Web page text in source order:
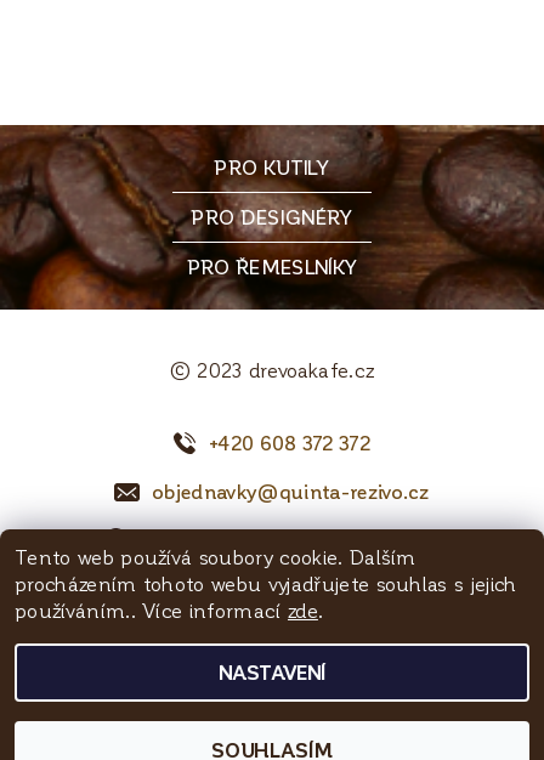
PRO KUTILY
PRO DESIGNÉRY
PRO ŘEMESLNÍKY
© 2023 drevoakafe.cz
+420 608 372 372
objednavky@quinta-rezivo.cz
Facebook
2026 © Dřevoakafe - Quinta řezivo, všechna práva vyhrazena
Vytvořil Shoptet
Tento web používá soubory cookie. Dalším
procházením tohoto webu vyjadřujete souhlas s jejich
používáním.. Více informací zde.
NASTAVENÍ
SOUHLASÍM